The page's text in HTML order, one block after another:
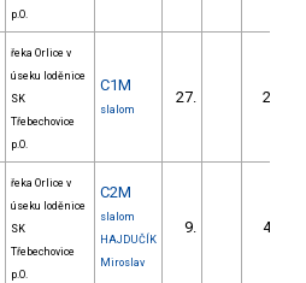
p.O.
řeka Orlice v
úseku loděnice
SK
Třebechovice
p.O.
C1M
slalom
27. 25.70
řeka Orlice v
úseku loděnice
SK
Třebechovice
p.O.
C2M
slalom
HAJDUČÍK
Miroslav
9. 40.60